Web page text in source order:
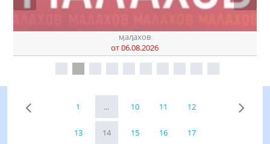
днк
от 07.08.2026
1 ... 10 11 12
13 14 15 16 17